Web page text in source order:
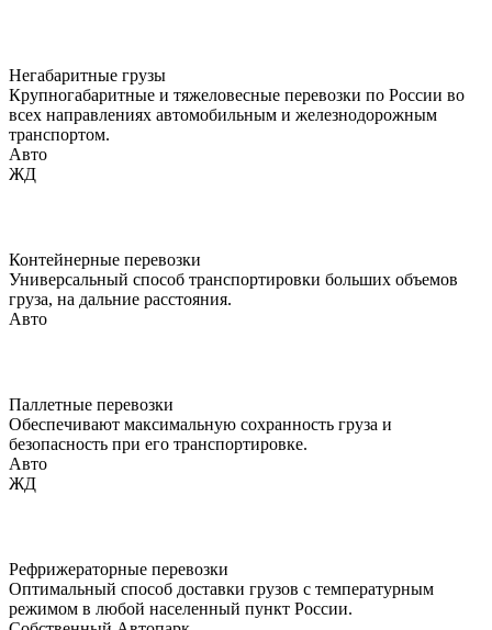
Негабаритные грузы
Крупногабаритные и тяжеловесные перевозки по России во
всех направлениях автомобильным и железнодорожным
транспортом.
Авто
ЖД
Контейнерные перевозки
Универсальный способ транспортировки больших объемов
груза, на дальние расстояния.
Авто
Паллетные перевозки
Обеспечивают максимальную сохранность груза и
безопасность при его транспортировке.
Авто
ЖД
Рефрижераторные перевозки
Оптимальный способ доставки грузов с температурным
режимом в любой населенный пункт России.